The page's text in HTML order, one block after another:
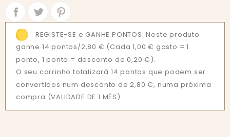
REGISTE-SE e GANHE PONTOS. Neste produto
ganhe 14 pontos/2,80 € (Cada 1,00 € gasto = 1
ponto, 1 ponto = desconto de 0,20 €).
O seu carrinho totalizará 14 pontos que podem ser
convertidos num desconto de 2,80 €, numa próxima
compra (VALIDADE DE 1 MÊS).